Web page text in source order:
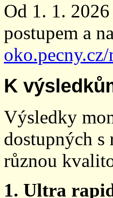
Od 1. 1.
postupem a
K
Výsledky
dostupných s
různou
1. Ultra